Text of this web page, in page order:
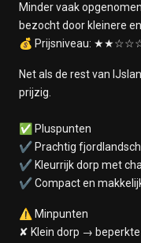
Minder vaak
bezocht door kleinere
💰 Prijsniveau:
Net als de rest van
prijzig.
✅ Pluspunten
✔ Prachtig
✔ Kleurrijk dorp met
✔ Compact en
⚠️ Minpunten
✘ Klein dorp →